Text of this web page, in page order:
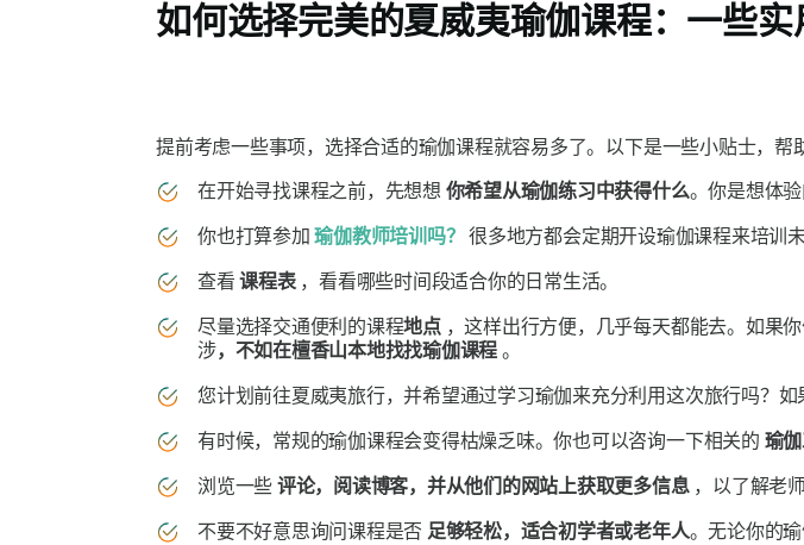
如何选择完美的夏威夷瑜伽课程：一些实
提前考虑一些事项，选择合适的瑜伽课程就容易多了。以下是一些小贴士，
在开始寻找课程之前，先想想 你希望从瑜伽练习中获得什么。你是想体
你也打算参加瑜伽教师培训吗？ 很多地方都会定期开设瑜伽课程来培训
查看课程表 ，看看哪些时间段适合你的日常生活。
尽量选择交通便利的课程地点 ，这样出行方便，几乎每天都能去。如果
涉，不如在檀香山本地找找瑜伽课程 。
您计划前往夏威夷旅行，并希望通过学习瑜伽来充分利用这次旅行吗？
有时候，常规的瑜伽课程会变得枯燥乏味。你也可以咨询一下相关的 瑜
浏览一些 评论，阅读博客，并从他们的网站上获取更多信息，以了解老
不要不好意思询问课程是否 足够轻松，适合初学者或老年人。无论你的